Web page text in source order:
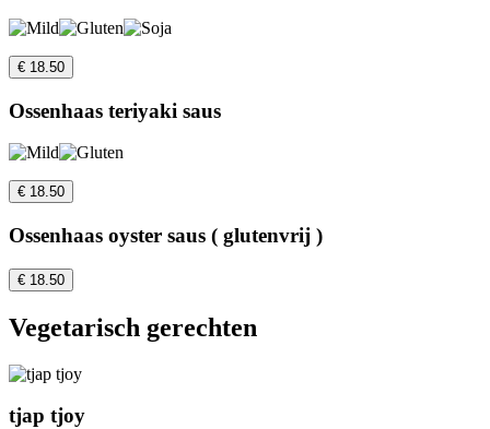
€ 18.50
Ossenhaas teriyaki saus
€ 18.50
Ossenhaas oyster saus ( glutenvrij )
€ 18.50
Vegetarisch gerechten
tjap tjoy